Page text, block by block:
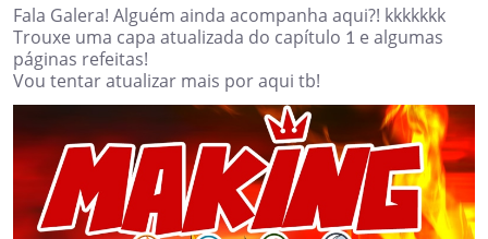
Fala Galera! Alguém ainda acompanha aqui?! kkkkkkk
Trouxe uma capa atualizada do capítulo 1 e algumas
páginas refeitas!
Vou tentar atualizar mais por aqui tb!